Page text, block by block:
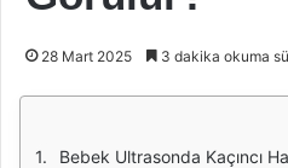
28 Mart 2025 3 dakika okuma
Bebek Ultrasonda Kaçıncı